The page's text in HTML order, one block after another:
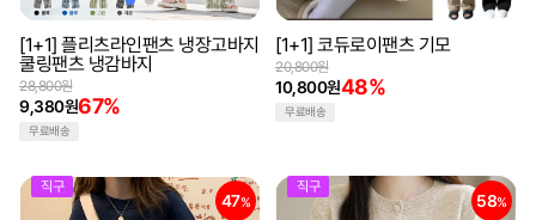
[1+1] 플리츠라인팬츠 냉장고바지
쿨링팬츠 냉감바지
9,380원67%
28,800원
무료배송
[1+1] 코듀로이팬츠 기모
10,800원48%
20,800원
무료배송
직구
47%
직구
58%